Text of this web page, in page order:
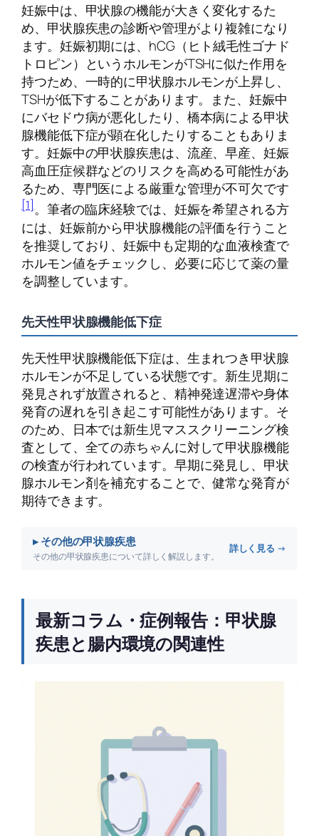
妊娠中は、甲状腺の機能が大きく変化するた
め、甲状腺疾患の診断や管理がより複雑になり
ます。妊娠初期には、hCG（ヒト絨毛性ゴナド
トロピン）というホルモンがTSHに似た作用を
持つため、一時的に甲状腺ホルモンが上昇し、
TSHが低下することがあります。また、妊娠中
にバセドウ病が悪化したり、橋本病による甲状
腺機能低下症が顕在化したりすることもありま
す。妊娠中の甲状腺疾患は、流産、早産、妊娠
高血圧症候群などのリスクを高める可能性があ
るため、専門医による厳重な管理が不可欠です
[1]。筆者の臨床経験では、妊娠を希望される方
には、妊娠前から甲状腺機能の評価を行うこと
を推奨しており、妊娠中も定期的な血液検査で
ホルモン値をチェックし、必要に応じて薬の量
を調整しています。
先天性甲状腺機能低下症
先天性甲状腺機能低下症は、生まれつき甲状腺
ホルモンが不足している状態です。新生児期に
発見されず放置されると、精神発達遅滞や身体
発育の遅れを引き起こす可能性があります。そ
のため、日本では新生児マススクリーニング検
査として、全ての赤ちゃんに対して甲状腺機能
の検査が行われています。早期に発見し、甲状
腺ホルモン剤を補充することで、健常な発育が
期待できます。
▸ その他の甲状腺疾患
その他の甲状腺疾患について詳しく解説します。
詳しく見る →
最新コラム・症例報告：甲状腺
疾患と腸内環境の関連性